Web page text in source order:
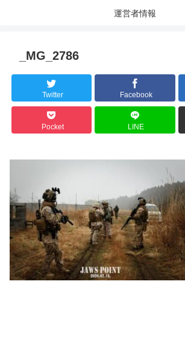
運営者情報
_MG_2786
Twitter Facebook
Pocket LINE